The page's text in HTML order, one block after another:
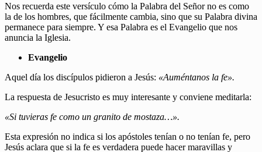
Nos recuerda este versículo cómo la Palabra del Señor no es como
la de los hombres, que fácilmente cambia, sino que su Palabra divina
permanece para siempre. Y esa Palabra es el Evangelio que nos
anuncia la Iglesia.
Evangelio
Aquel día los discípulos pidieron a Jesús: «Auméntanos la fe».
La respuesta de Jesucristo es muy interesante y conviene meditarla:
«Si tuvieras fe como un granito de mostaza…».
Esta expresión no indica si los apóstoles tenían o no tenían fe, pero
Jesús aclara que si la fe es verdadera puede hacer maravillas y